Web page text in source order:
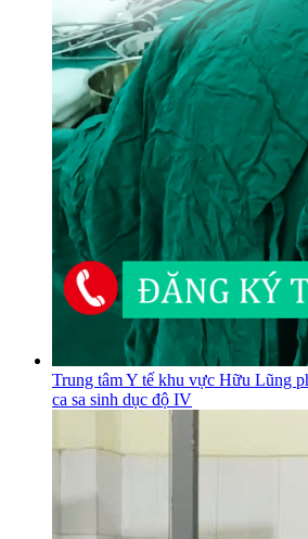
Trung tâm Y tế khu vực Hữu Lũng
ca sa sinh dục độ IV